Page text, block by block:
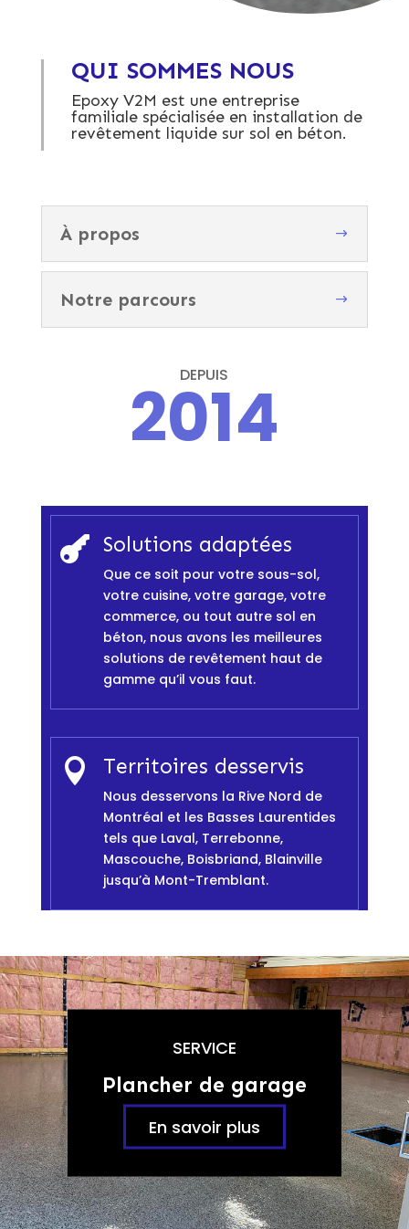
QUI SOMMES NOUS
Epoxy V2M est une entreprise
familiale spécialisée en installation de
revêtement liquide sur sol en béton.
À propos
Notre parcours
DEPUIS
2014
 Solutions adaptées
Que ce soit pour votre sous-sol,
votre cuisine, votre garage, votre
commerce, ou tout autre sol en
béton, nous avons les meilleures
solutions de revêtement haut de
gamme qu’il vous faut.
 Territoires desservis
Nous desservons la Rive Nord de
Montréal et les Basses Laurentides
tels que Laval, Terrebonne,
Mascouche, Boisbriand, Blainville
jusqu’à Mont-Tremblant.
SERVICE
Plancher de garage
En savoir plus